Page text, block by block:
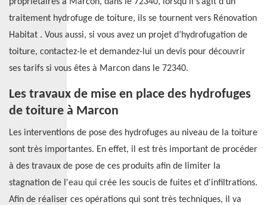
traitement hydrofuge de toiture, ils se tournent vers Rénovation
Habitat . Vous aussi, si vous avez un projet d’hydrofugation de
toiture, contactez-le et demandez-lui un devis pour découvrir
ses tarifs si vous êtes à Marcon dans le 72340.
Les travaux de mise en place des hydrofuges
de toiture à Marcon
Les interventions de pose des hydrofuges au niveau de la toiture
sont très importantes. En effet, il est très important de procéder
à des travaux de pose de ces produits afin de limiter la
stagnation de l'eau qui crée les soucis de fuites et d'infiltrations.
Afin de réaliser ces opérations qui sont très techniques, il va